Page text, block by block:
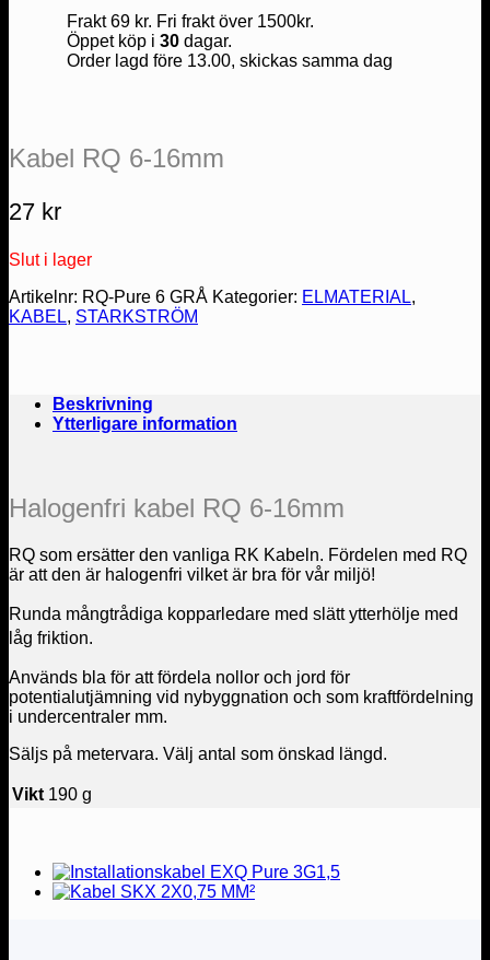
Frakt 69 kr. Fri frakt över 1500kr.
Öppet köp i 30dagar.
Order lagd före 13.00, skickas samma dag
Kabel RQ 6-16mm
27 kr
Slut i lager
Artikelnr: RQ-Pure 6 GRÅ Kategorier: ELMATERIAL,
KABEL, STARKSTRÖM
Beskrivning
Ytterligare information
Halogenfri kabel RQ 6-16mm
RQ som ersätter den vanliga RK Kabeln. Fördelen med RQ
är att den är halogenfri vilket är bra för vår miljö!
Runda mångtrådiga kopparledare med slätt ytterhölje med
låg friktion.
Används bla för att fördela nollor och jord för
potentialutjämning vid nybyggnation och som kraftfördelning
i undercentraler mm.
Säljs på metervara. Välj antal som önskad längd.
Vikt 190 g